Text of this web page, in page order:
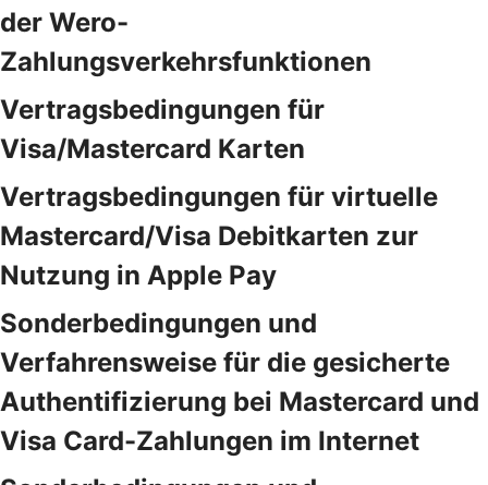
der Wero-
Zahlungsverkehrsfunktionen
Vertragsbedingungen für
Visa/Mastercard Karten
Vertragsbedingungen für virtuelle
Mastercard/Visa Debitkarten zur
Nutzung in Apple Pay
Sonderbedingungen und
Verfahrensweise für die gesicherte
Authentifizierung bei Mastercard und
Visa Card-Zahlungen im Internet